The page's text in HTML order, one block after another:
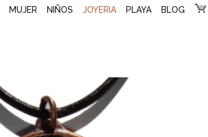
MUJER NIÑOS JOYERIA PLAYA BLOG